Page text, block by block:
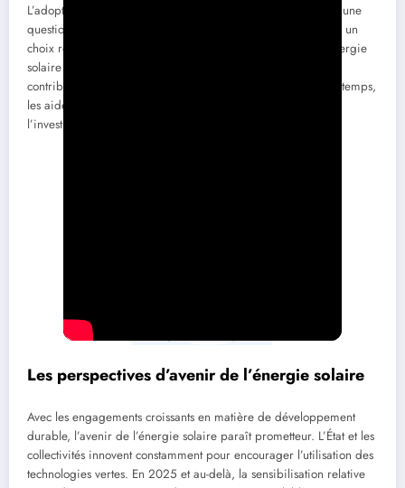
L’adoption de panneaux photovoltaïques n’est pas seulement une
question d’économies financières. Elle représente également un
choix responsable pour l’environnement. La production d’énergie
solaire réduit la dépendance aux sources d’énergie fossiles,
contribuant ainsi à diminuer l’empreinte carbone. En même temps,
les aides financières disponibles réduisent le coût initial de
l’investissement, facilitant l’accès à cette solution durable.
Les perspectives d’avenir de l’énergie solaire
Avec les engagements croissants en matière de développement
durable, l’avenir de l’énergie solaire paraît prometteur. L’État et les
collectivités innovent constamment pour encourager l’utilisation des
technologies vertes. En 2025 et au-delà, la sensibilisation relative